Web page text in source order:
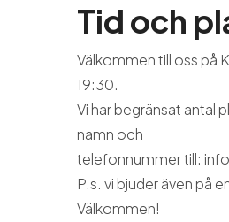
Tid och
Välkommen till oss på
19:30.
Vi har begränsat antal
namn och
telefonnummer till:
P.s. vi bjuder även på
Välkommen!